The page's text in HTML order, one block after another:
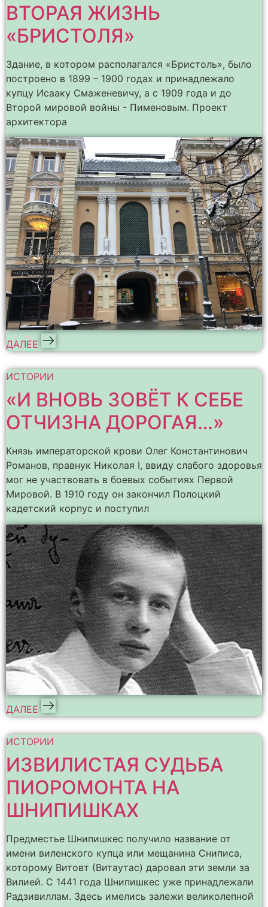
ВТОРАЯ ЖИЗНЬ
«БРИСТОЛЯ»
Здание, в котором располагался «Бристоль», было
построено в 1899 – 1900 годах и принадлежало
купцу Исааку Смаженевичу, а с 1909 года и до
Второй мировой войны - Пименовым. Проект
архитектора
ДАЛЕЕ
ИСТОРИИ
«И ВНОВЬ ЗОВЁТ К СЕБЕ
ОТЧИЗНА ДОРОГАЯ…»
Князь императорской крови Олег Константинович
Романов, правнук Николая I, ввиду слабого здоровья
мог не участвовать в боевых событиях Первой
Мировой. В 1910 году он закончил Полоцкий
кадетский корпус и поступил
ДАЛЕЕ
ИСТОРИИ
ИЗВИЛИСТАЯ СУДЬБА
ПИОРОМОНТА НА
ШНИПИШКАХ
Предместье Шнипишкес получило название от
имени виленского купца или мещанина Сниписа,
которому Витовт (Витаутас) даровал эти земли за
Вилией. С 1441 года Шнипишкес уже принадлежали
Радзивиллам. Здесь имелись залежи великолепной